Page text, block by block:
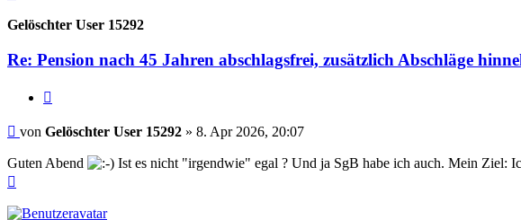
Gelöschter User 15292
Re: Pension nach 45 Jahren abschlagsfrei, zusätzlich Abschläge
Beitrag
von Gelöschter User 15292 » 8. Apr 2026, 20:07
Guten Abend
Ist es nicht "irgendwie" egal ? Und ja SgB habe ich auch. Mein Ziel: